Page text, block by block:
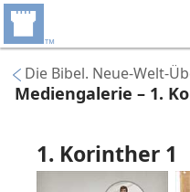
Die Bibel. Neue-Welt-
Mediengalerie – 1.
1. Korinther 1